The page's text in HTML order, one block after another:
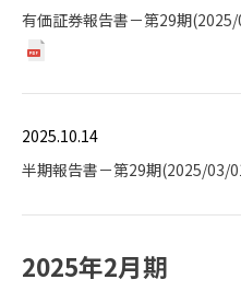
有価証券報告書－第29期
2025.10.14
半期報告書－第29期(2025/03/
2025年2月期